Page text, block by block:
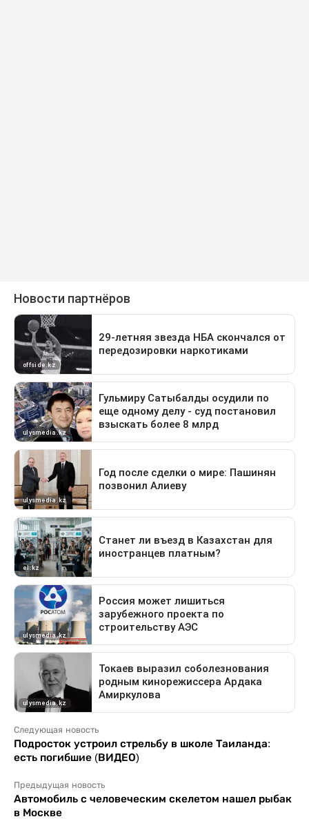
Следующая новость
Подросток устроил стрельбу в школе Таиланда:
есть погибшие (ВИДЕО)
Предыдущая новость
Автомобиль с человеческим скелетом нашел рыбак
в Москве